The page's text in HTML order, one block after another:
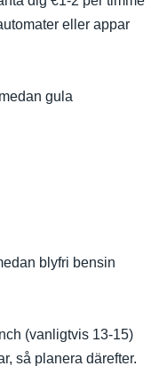
eller appar
gula
blyfri bensin
(vanligtvis 13-15)
så planera därefter.